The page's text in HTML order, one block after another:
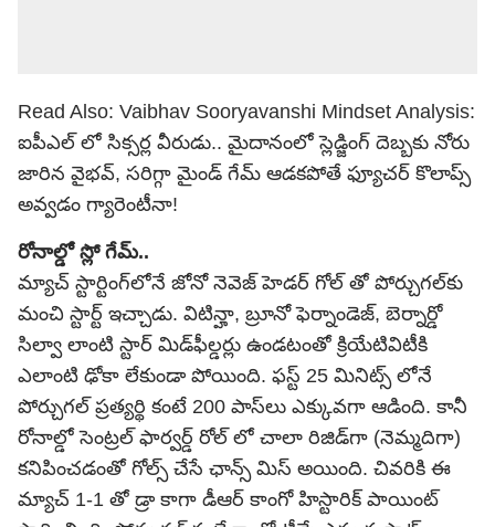
Read Also: Vaibhav Sooryavanshi Mindset Analysis:
ఐపీఎల్ లో సిక్సర్ల వీరుడు.. మైదానంలో స్లెడ్జింగ్ దెబ్బకు నోరు
జారిన వైభవ్, సరిగ్గా మైండ్ గేమ్ ఆడకపోతే ఫ్యూచర్ కొలాప్స్
అవ్వడం గ్యారెంటీనా!
రోనాల్డో స్లో గేమ్..
మ్యాచ్ స్టార్టింగ్‌లోనే జోనో నెవెజ్ హెడర్ గోల్ తో పోర్చుగల్‌కు
మంచి స్టార్ట్ ఇచ్చాడు. విటిన్హా, బ్రూనో ఫెర్నాండెజ్, బెర్నార్డో
సిల్వా లాంటి స్టార్ మిడ్‌ఫీల్డర్లు ఉండటంతో క్రియేటివిటీకి
ఎలాంటి ఢోకా లేకుండా పోయింది. ఫస్ట్ 25 మినిట్స్ లోనే
పోర్చుగల్ ప్రత్యర్థి కంటే 200 పాస్‌లు ఎక్కువగా ఆడింది. కానీ
రోనాల్డో సెంట్రల్ ఫార్వర్డ్ రోల్ లో చాలా రిజిడ్‌గా (నెమ్మదిగా)
కనిపించడంతో గోల్స్ చేసే ఛాన్స్ మిస్ అయింది. చివరికి ఈ
మ్యాచ్ 1-1 తో డ్రా కాగా డీఆర్ కాంగో హిస్టారిక్ పాయింట్